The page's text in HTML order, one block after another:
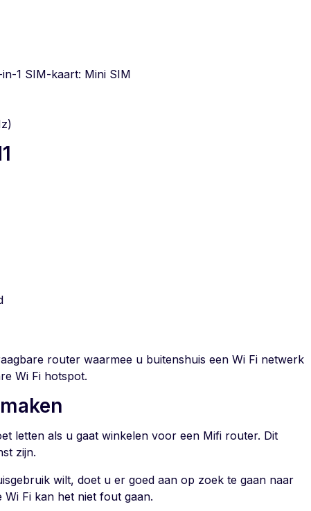
1 SIM-kaart: Mini SIM
router waarmee u buitenshuis een Wi Fi netwerk
Wi Fi hotspot.
letten als u gaat winkelen voor een Mifi router. Dit
zijn.
wilt, doet u er goed aan op zoek te gaan naar
Fi kan het niet fout gaan.